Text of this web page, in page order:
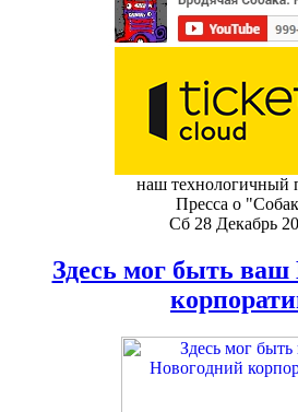
наш технологичный
Пресса о
Сб 28 Декабрь
Здесь мог быть ваш